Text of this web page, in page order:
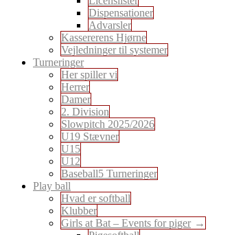
Dispensationer
Advarsler
Kassererens Hjørne
Vejledninger til systemer
Turneringer
Her spiller vi
Herrer
Damer
2. Division
Slowpitch 2025/2026
U19 Stævner
U15
U12
Baseball5 Turneringer
Play ball
Hvad er softball
Klubber
Girls at Bat – Events for piger